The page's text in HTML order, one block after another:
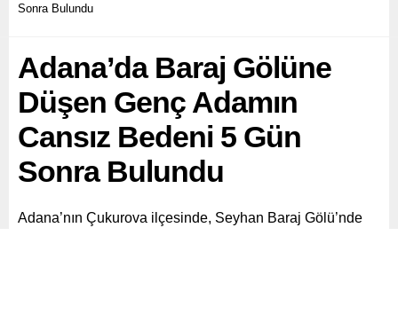
Sonra Bulundu
Adana’da Baraj Gölüne
Düşen Genç Adamın
Cansız Bedeni 5 Gün
Sonra Bulundu
Adana’nın Çukurova ilçesinde, Seyhan Baraj Gölü’nde